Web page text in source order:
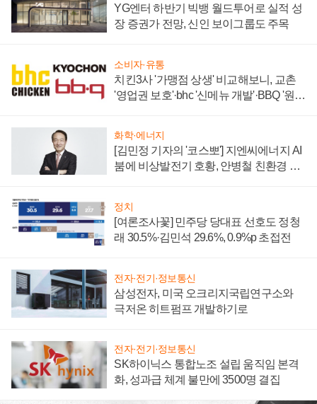
YG엔터 하반기 빅뱅 월드투어로 실적 성
장 증권가 전망, 신인 보이그룹도 주목
소비자·유통
치킨3사 '가맹점 상생' 비교해보니, 교촌
'영업권 보호'·bhc '신메뉴 개발'·BBQ '원가
화학·에너지
[김민정 기자의 '코스뽀'] 지엔씨에너지 AI
붐에 비상발전기 호황, 안병철 친환경 에
정치
[여론조사꽃] 민주당 당대표 선호도 정청
래 30.5%·김민석 29.6%, 0.9%p 초접전
전자·전기·정보통신
삼성전자, 미국 오크리지국립연구소와
극저온 히트펌프 개발하기로
전자·전기·정보통신
SK하이닉스 통합노조 설립 움직임 본격
화, 성과급 체계 불만에 3500명 결집